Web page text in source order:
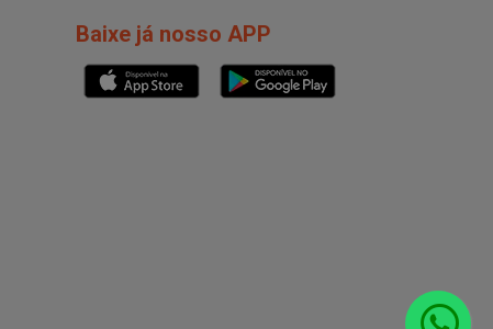
Baixe já nosso APP